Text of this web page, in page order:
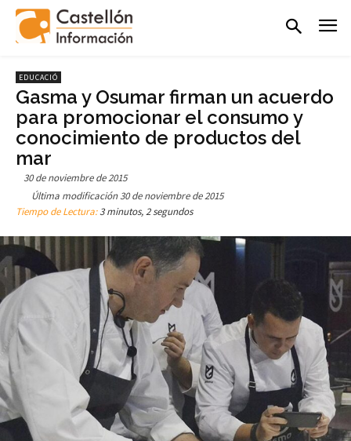
EDUCACIÓ
Gasma y Osumar firman un acuerdo
para promocionar el consumo y
conocimiento de productos del
mar
30 de noviembre de 2015
Última modificación 30 de noviembre de 2015
Tiempo de Lectura:3 minutos, 2 segundos